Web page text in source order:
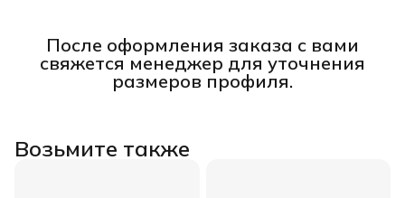
После оформления заказа с вами
свяжется менеджер для уточнения
размеров профиля.
Возьмите также